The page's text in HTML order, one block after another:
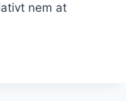
nem at